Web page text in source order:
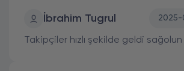
İbrahim Tugrul 2025-
Takipçiler hızlı şekilde geldi sağolun